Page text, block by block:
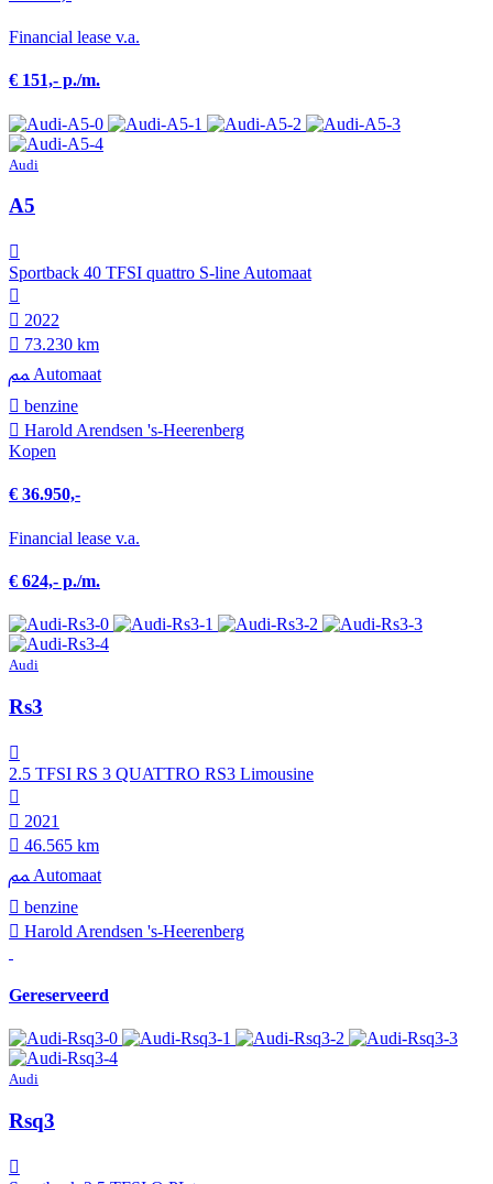
Financial lease v.a.
€ 151,- p./m.
Audi
A5
Sportback 40 TFSI quattro S-line Automaat
2022
73.230 km
Automaat
benzine
Harold Arendsen 's-Heerenberg
Kopen
€ 36.950,-
Financial lease v.a.
€ 624,- p./m.
Audi
Rs3
2.5 TFSI RS 3 QUATTRO RS3 Limousine
2021
46.565 km
Automaat
benzine
Harold Arendsen 's-Heerenberg
Gereserveerd
Audi
Rsq3